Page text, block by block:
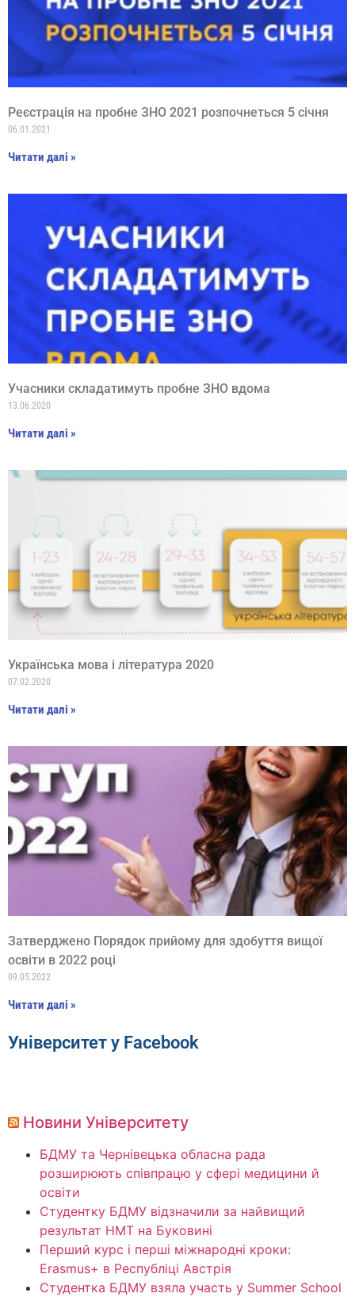
Реєстрація на пробне ЗНО 2021 розпочнеться 5 січня
06.01.2021
Читати далі »
Учасники cкладатимуть пробне ЗНО вдома
13.06.2020
Читати далі »
Українська мова і література 2020
07.02.2020
Читати далі »
Затверджено Порядок прийому для здобуття вищої
освіти в 2022 році
09.05.2022
Читати далі »
Університет у Facebook
Новини Університету
БДМУ та Чернівецька обласна рада
розширюють співпрацю у сфері медицини й
освіти
Студентку БДМУ відзначили за найвищий
результат НМТ на Буковині
Перший курс і перші міжнародні кроки:
Erasmus+ в Республіці Австрія
Студентка БДМУ взяла участь у Summer School